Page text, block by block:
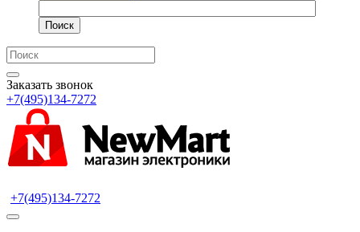
Поиск
Заказать звонок
+7(495)134-7272
+7(495)134-7272